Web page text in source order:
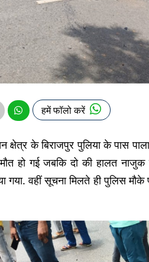
हमें फॉलो करें
के बिराजपुर पुलिया के पास
हो गई जबकि दो की हालत नाजुक
गया. वहीं सूचना मिलते ही पुलिस